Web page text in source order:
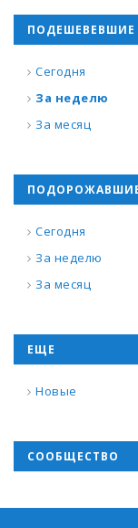
ПОДЕШЕВЕВШИЕ
Сегодня
За неделю
За месяц
Сегодня
За неделю
За месяц
ЕЩЕ
Новые
СООБЩЕСТВО